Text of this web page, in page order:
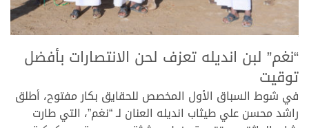
>
“نغم” لبن انديله تعزف لحن الانتصارات بأفضل
توقيت
في شوط السباق الأول المخصص للحقايق بكار مفتوح، أطلق
راشد محسن علي طيثاب انديله العنان لـ “نغم”، التي طارت